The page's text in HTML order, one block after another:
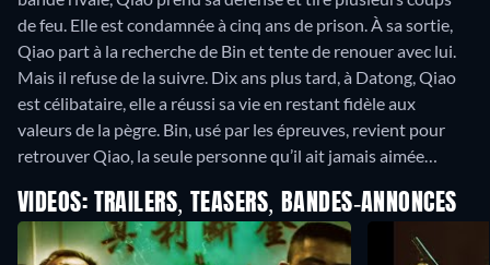
de feu. Elle est condamnée à cinq ans de prison. À sa sortie,
Qiao part à la recherche de Bin et tente de renouer avec lui.
Mais il refuse de la suivre. Dix ans plus tard, à Datong, Qiao
est célibataire, elle a réussi sa vie en restant fidèle aux
valeurs de la pègre. Bin, usé par les épreuves, revient pour
retrouver Qiao, la seule personne qu’il ait jamais aimée…
VIDEOS: TRAILERS, TEASERS, BANDES-ANNONCES